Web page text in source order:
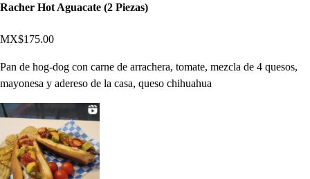
Racher Hot Aguacate (2 Piezas)
MX$175.00
Pan de hog-dog con carne de arrachera, tomate, mezcla de 4 quesos,
mayonesa y adereso de la casa, queso chihuahua